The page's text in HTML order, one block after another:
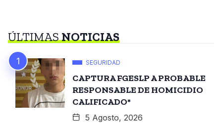
ÚLTIMASNOTICIAS
SEGURIDAD
CAPTURA FGESLP A PROBABLE
RESPONSABLE DE HOMICIDIO
CALIFICADO*
5 Agosto, 2026